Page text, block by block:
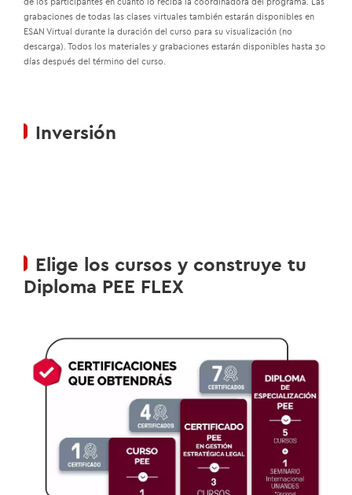
de los participantes en cuanto lo reciba la coordinadora del programa. Las
grabaciones de todas las clases virtuales también estarán disponibles en
ESAN Virtual durante la duración del curso para su visualización (no
descarga). Todos los materiales y grabaciones estarán disponibles hasta 30
días después del término del curso.
Inversión
Elige los cursos y construye tu
Diploma PEE FLEX